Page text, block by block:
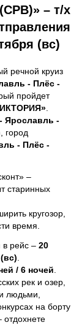
– т/х
(вс)
речной круиз
- Плёс -
пройдет
Ярославль -
, город
- Плёс -
–
старинных
кругозор,
время.
в рейс – 20
/ 6 ночей
рек и озер,
людьми,
на борту